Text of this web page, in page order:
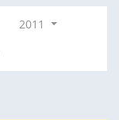
2011